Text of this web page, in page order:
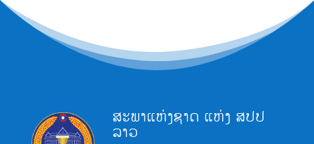
ສະພາແຫ່ງຊາດ ແຫ່ງ ສປປ
ລາວ